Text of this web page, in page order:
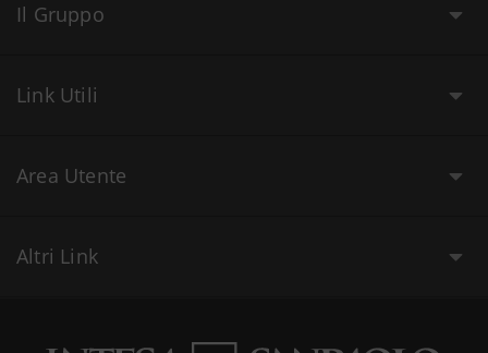
Il Gruppo
Link Utili
Area Utente
Altri Link